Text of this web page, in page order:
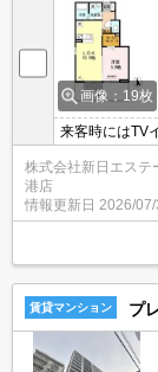
画像：19枚
来客時にはTV
できます。荷
されてしまい
がなくなりま
ことができる
す。
株式会社新日エステ
港店
情報更新日 2026/07/
賃貸マンション プ